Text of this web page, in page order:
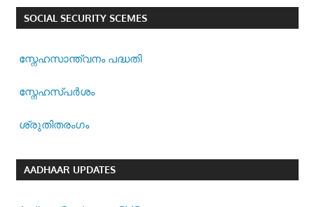
SOCIAL SECURITY SCEMES
സ്നേഹസാന്ത്വനം പദ്ധതി
സ്നേഹസ്പര്‍ശം
ശ്രുതിതരംഗം
AADHAAR UPDATES